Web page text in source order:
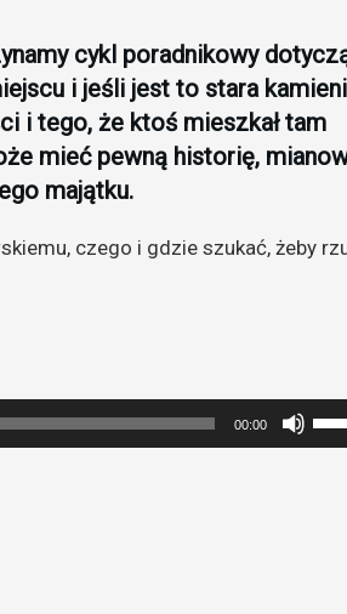
cykl poradnikowy
i jeśli jest to stara
i tego, że ktoś mieszkał tam
mieć pewną historię,
majątku.
czego i gdzie szukać, żeby
00:00